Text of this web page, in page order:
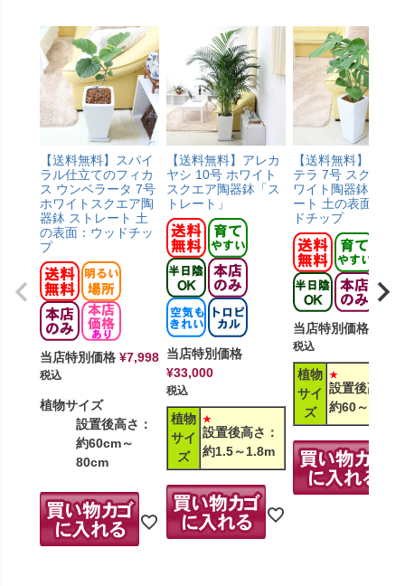
【送料無料】スパイ
ラル仕立てのフィカ
ス ウンベラータ 7号
ホワイトスクエア陶
器鉢 ストレート 土
の表面：ウッドチッ
プ
当店特別価格 ¥7,998
税込
植物サイズ
設置後高さ：
約60cm～
80cm
【送料無料】アレカ
ヤシ 10号 ホワイト
スクエア陶器鉢「ス
トレート」
当店特別価格
¥33,000
税込
植物
サイ
ズ
設置後高さ：
約1.5～1.8m
【送料無料】モン
テラ 7号 スクエア
ワイト陶器鉢 スト
ート 土の表面：ウ
ドチップ
当店特別価格
税込
植物
サイ
ズ
設置後高さ：
約60～80cm